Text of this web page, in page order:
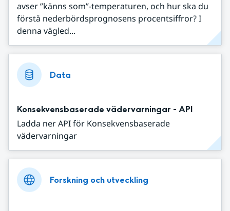
avser ”känns som”-temperaturen, och hur ska du
förstå nederbördsprognosens procentsiffror? I
denna vägled...
Data
Konsekvensbaserade vädervarningar - API
Ladda ner API för Konsekvensbaserade
vädervarningar
Forskning och utveckling